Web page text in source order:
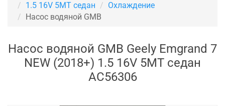
1.5 16V 5MT седан
Охлаждение
Насос водяной GMB
Насос водяной GMB Geely Emgrand 7
NEW (2018+) 1.5 16V 5MT седан
AC56306